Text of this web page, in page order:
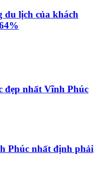
du lịch của khách
đẹp nhất Vĩnh Phúc
Phúc nhất định phải